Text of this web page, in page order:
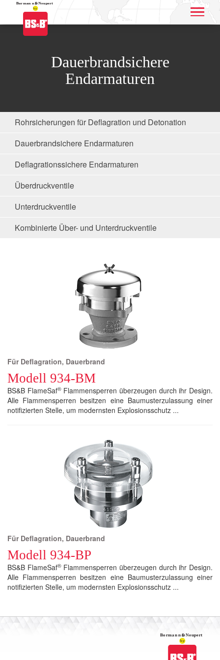
Application name
Dauerbrandsichere
Endarmaturen
Rohrsicherungen für Deflagration und Detonation
Dauerbrandsichere Endarmaturen
Deflagrationssichere Endarmaturen
Überdruckventile
Unterdruckventile
Kombinierte Über- und Unterdruckventile
Für Deflagration, Dauerbrand
Modell 934-BM
BS&B FlameSaf®Flammensperren überzeugen durch ihr Design.
Alle Flammensperren besitzen eine Baumusterzulassung einer
notifizierten Stelle, um modernsten Explosionsschutz ...
Für Deflagration, Dauerbrand
Modell 934-BP
BS&B FlameSaf®Flammensperren überzeugen durch ihr Design.
Alle Flammensperren besitzen eine Baumusterzulassung einer
notifizierten Stelle, um modernsten Explosionsschutz ...